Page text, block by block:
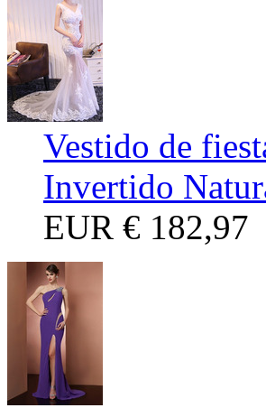
Vestido de
Invertido
EUR € 182,97